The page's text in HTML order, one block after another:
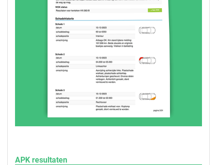
APK resultaten